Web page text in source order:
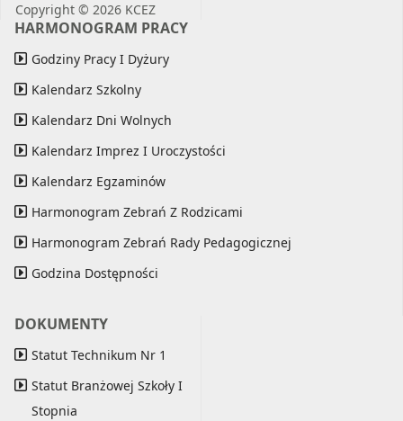
Copyright © 2026 KCEZ
HARMONOGRAM PRACY
Godziny Pracy I Dyżury
Kalendarz Szkolny
Kalendarz Dni Wolnych
Kalendarz Imprez I Uroczystości
Kalendarz Egzaminów
Harmonogram Zebrań Z Rodzicami
Harmonogram Zebrań Rady Pedagogicznej
Godzina Dostępności
DOKUMENTY
Statut Technikum Nr 1
Statut Branżowej Szkoły I
Stopnia